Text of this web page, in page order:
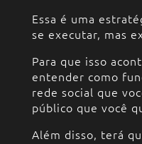
Essa é uma
se executar, mas
Para que isso
entender como
rede social que
público que você
Além disso, terá